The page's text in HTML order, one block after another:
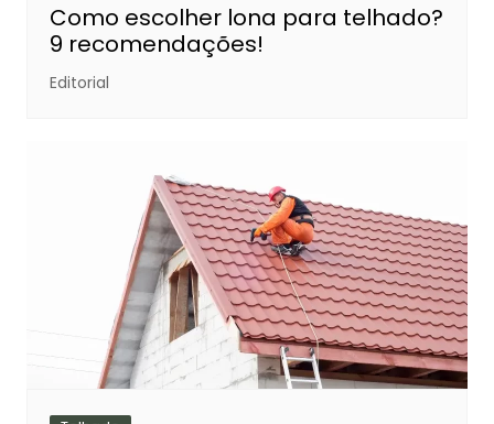
Como escolher lona para telhado?
9 recomendações!
Editorial